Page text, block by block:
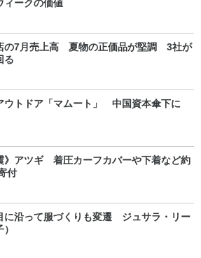
ィークの価値
の7月売上高 夏物の正価品が堅調 3社が
る
ウトドア「マムート」 中国資本傘下に
》アツギ 着圧カーフカバーや下着など約
付
に沿って服づくりも変遷 ジュサラ・リー